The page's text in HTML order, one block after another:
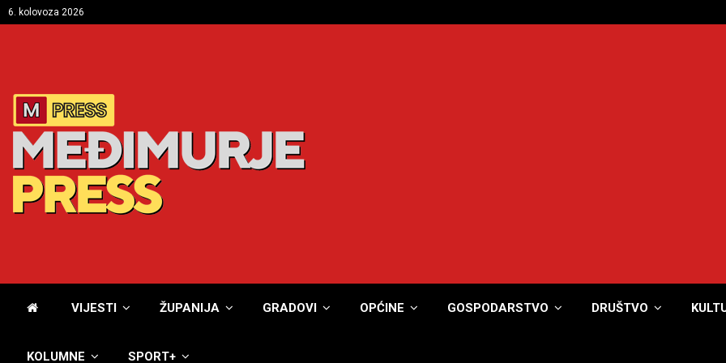
6. kolovoza 2026
VIJESTI ŽUPANIJA GRADOVI OPĆINE GOSPODARSTVO DRUŠTVO
KOLUMNE SPORT+